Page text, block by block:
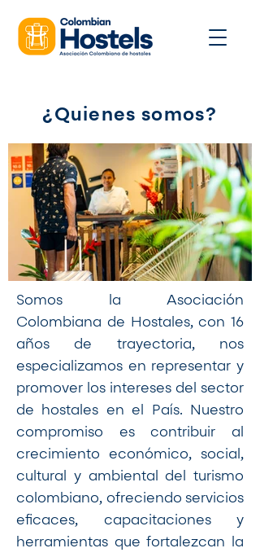
¿Quienes somos?
Somos la Asociación
Colombiana de Hostales, con 16
años de trayectoria, nos
especializamos en representar y
promover los intereses del sector
de hostales en el País. Nuestro
compromiso es contribuir al
crecimiento económico, social,
cultural y ambiental del turismo
colombiano, ofreciendo servicios
eficaces, capacitaciones y
herramientas que fortalezcan la